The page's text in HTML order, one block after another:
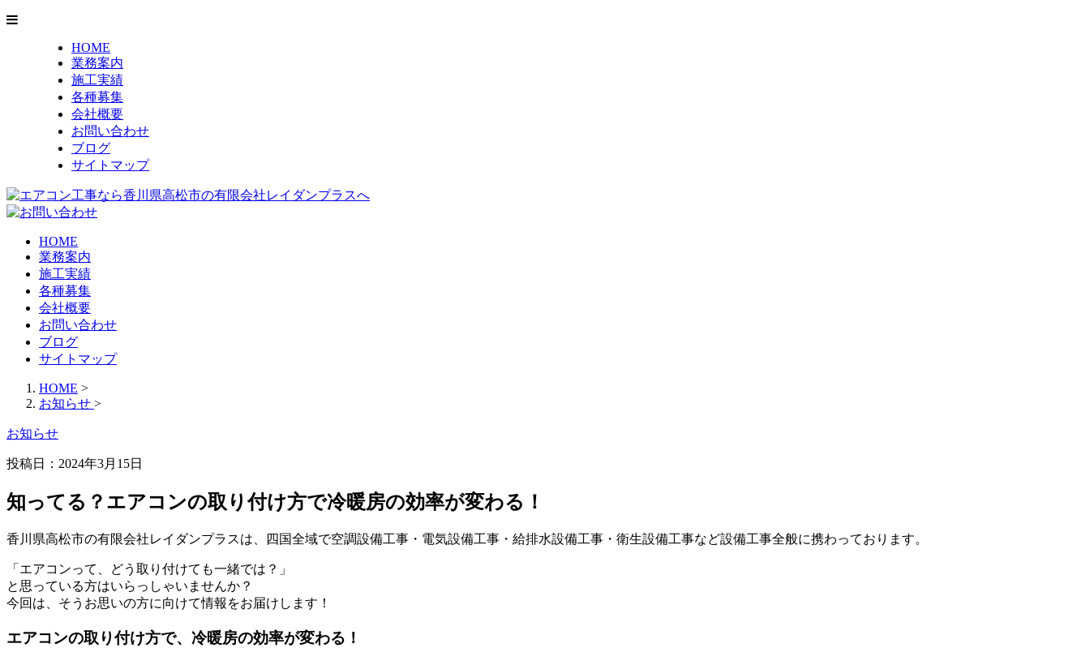
HOME
業務案内
施工実績
各種募集
会社概要
お問い合わせ
ブログ
サイトマップ
HOME
業務案内
施工実績
各種募集
会社概要
お問い合わせ
ブログ
サイトマップ
HOME >
お知らせ >
お知らせ
投稿日：2024年3月15日
知ってる？エアコンの取り付け方で冷暖房の効率が変わる！
香川県高松市の有限会社レイダンプラスは、四国全域で空調設備工事・電気設備工事・給排水設備工事・衛生設備工事など設備工事全般に携わっております。
「エアコンって、どう取り付けても一緒では？」
と思っている方はいらっしゃいませんか？
今回は、そうお思いの方に向けて情報をお届けします！
エアコンの取り付け方で、冷暖房の効率が変わる！